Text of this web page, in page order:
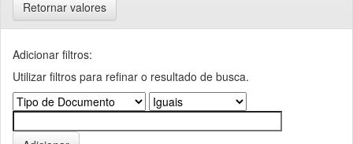
Retornar valores
Adicionar filtros:
Utilizar filtros para refinar o resultado de busca.